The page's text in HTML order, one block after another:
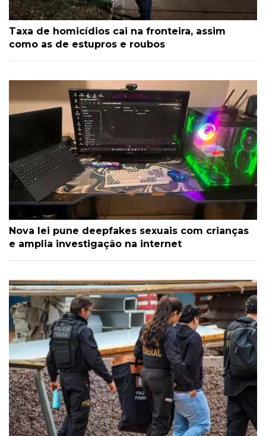
Taxa de homicídios cai na fronteira, assim
como as de estupros e roubos
Nova lei pune deepfakes sexuais com crianças
e amplia investigação na internet